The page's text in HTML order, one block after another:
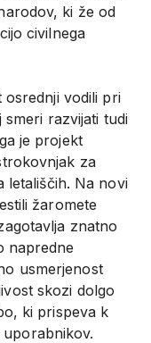
ki že od
civilnega
osrednji vodili pri
razvijati tudi
je projekt
za
letališčih. Na novi
žaromete
znatno
napredne
usmerjenost
skozi dolgo
ki prispeva k